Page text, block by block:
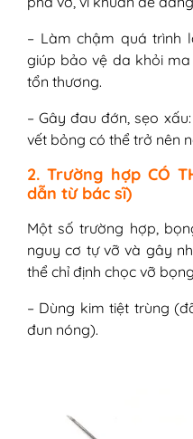
– Làm chậm quá trình
giúp bảo vệ da khỏi
tổn thương.
– Gây đau đớn, sẹo
vết bỏng có thể trở nên
2. Trường hợp CÓ
dẫn từ bác sĩ)
Một số trường hợp,
nguy cơ tự vỡ và gây
thể chỉ định chọc vỡ
– Dùng kim tiệt trùng
đun nóng).